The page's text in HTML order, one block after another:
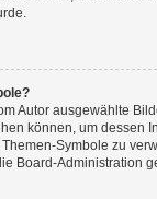
Autor ausgewählte
können, um dessen
Symbole zu
Board-Administration